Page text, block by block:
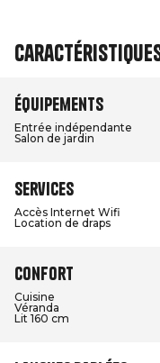
Équipements
Entrée indépendante
Salon de jardin
Services
Accès Internet Wifi
Location de draps
Confort
Cuisine
Véranda
Lit 160 cm